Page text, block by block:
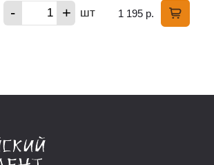
- + шт 1 195 р.